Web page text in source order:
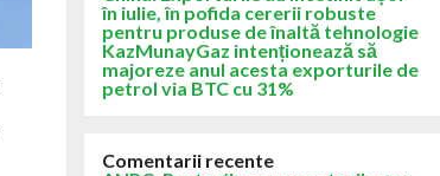
în iulie, în pofida cererii robuste
pentru produse de înaltă tehnologie
KazMunayGaz intenționează să
majoreze anul acesta exporturile de
petrol via BTC cu 31%
Comentarii recente